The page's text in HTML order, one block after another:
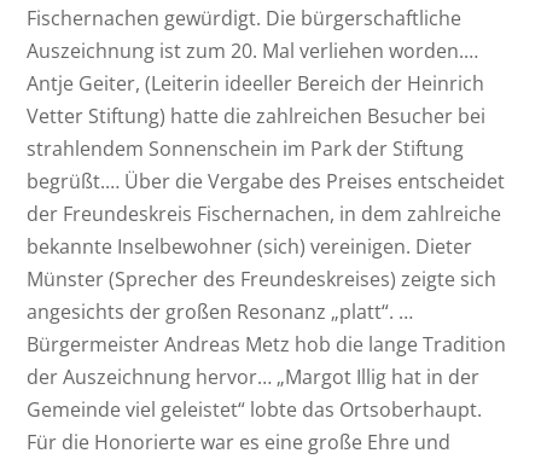
Fischernachen gewürdigt. Die bürgerschaftliche
Auszeichnung ist zum 20. Mal verliehen worden.…
Antje Geiter, (Leiterin ideeller Bereich der Heinrich
Vetter Stiftung) hatte die zahlreichen Besucher bei
strahlendem Sonnenschein im Park der Stiftung
begrüßt.… Über die Vergabe des Preises entscheidet
der Freundeskreis Fischernachen, in dem zahlreiche
bekannte Inselbewohner (sich) vereinigen. Dieter
Münster (Sprecher des Freundeskreises) zeigte sich
angesichts der großen Resonanz „platt“. …
Bürgermeister Andreas Metz hob die lange Tradition
der Auszeichnung hervor… „Margot Illig hat in der
Gemeinde viel geleistet“ lobte das Ortsoberhaupt.
Für die Honorierte war es eine große Ehre und